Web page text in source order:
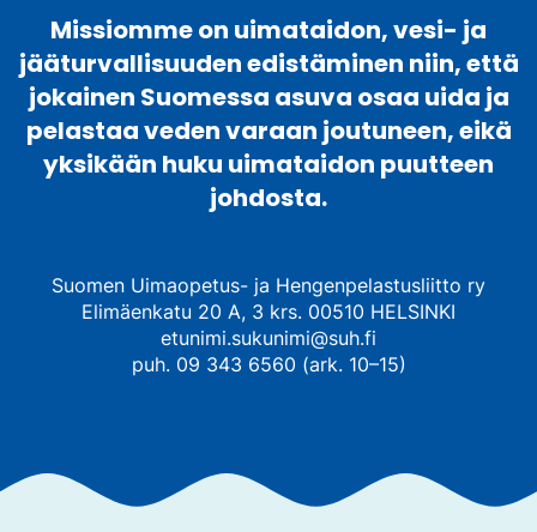
Missiomme on uimataidon, vesi- ja
jääturvallisuuden edistäminen niin, että
jokainen Suomessa asuva osaa uida ja
pelastaa veden varaan joutuneen, eikä
yksikään huku uimataidon puutteen
johdosta.
Suomen Uimaopetus- ja Hengenpelastusliitto ry
Elimäenkatu 20 A, 3 krs. 00510 HELSINKI
etunimi.sukunimi@suh.fi
puh. 09 343 6560 (ark. 10–15)